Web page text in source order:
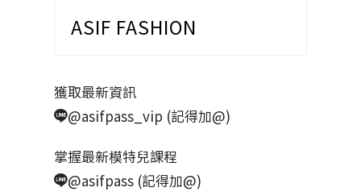
ASIF FASHION
獲取最新資訊
@asifpass_vip (記得加@)
掌握最新模特兒課程
@asifpass (記得加@)